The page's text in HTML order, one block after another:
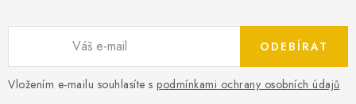
Vložením e-mailu souhlasíte s podmínkami ochrany osobních údajů
ODEBÍRAT